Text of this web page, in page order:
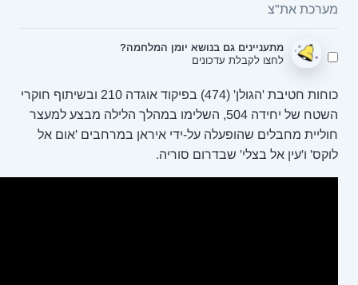
יומן המלחמה?
כוחות חטיבת 'הגולן' (474) בפיקוד אוגדה 210 ובשיתוף חוקרי
של יחידה 504, השלימו במהלך הלילה מבצע למעצר
על-ידי איראן במרחבים 'אום אל
סוריה.